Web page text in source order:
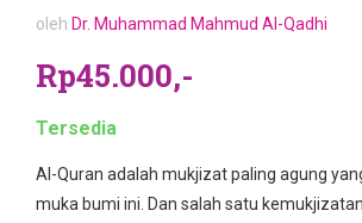
oleh Dr. Muhammad Mahmud Al-Qadhi
Rp45.000,-
Tersedia
Al-Quran adalah mukjizat paling agung
muka bumi ini. Dan salah satu